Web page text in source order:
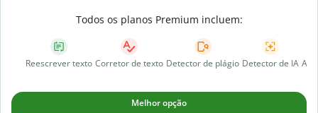
Todos os planos Premium incluem:
Reescrever texto Corretor de texto Detector de plágio Detector de IA AI
Melhor opção